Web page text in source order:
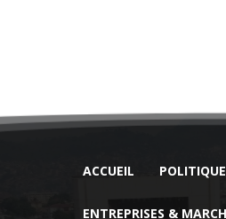
ACCUEIL
ENTREPRISES &